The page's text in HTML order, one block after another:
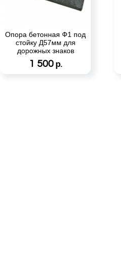
Опора бетонная Ф1 под
стойку Д57мм для
дорожных знаков
1 500 р.